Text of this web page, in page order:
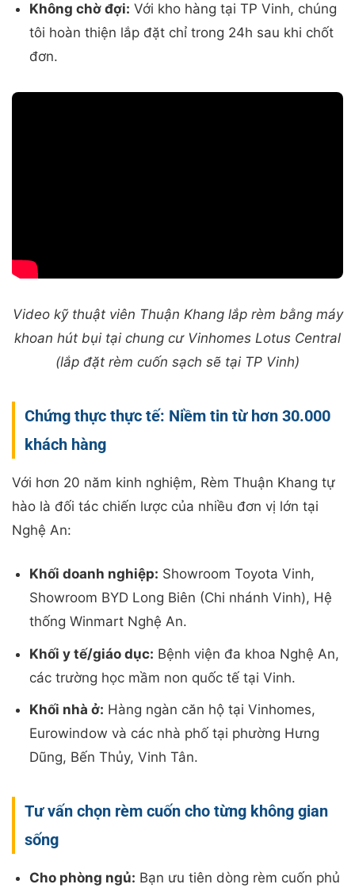
Không chờ đợi: Với kho hàng tại TP Vinh, chúng
tôi hoàn thiện lắp đặt chỉ trong 24h sau khi chốt
đơn.
Video kỹ thuật viên Thuận Khang lắp rèm bằng máy
khoan hút bụi tại chung cư Vinhomes Lotus Central
(lắp đặt rèm cuốn sạch sẽ tại TP Vinh)
Chứng thực thực tế: Niềm tin từ hơn 30.000
khách hàng
Với hơn 20 năm kinh nghiệm, Rèm Thuận Khang tự
hào là đối tác chiến lược của nhiều đơn vị lớn tại
Nghệ An:
Khối doanh nghiệp: Showroom Toyota Vinh,
Showroom BYD Long Biên (Chi nhánh Vinh), Hệ
thống Winmart Nghệ An.
Khối y tế/giáo dục: Bệnh viện đa khoa Nghệ An,
các trường học mầm non quốc tế tại Vinh.
Khối nhà ở: Hàng ngàn căn hộ tại Vinhomes,
Eurowindow và các nhà phố tại phường Hưng
Dũng, Bến Thủy, Vinh Tân.
Tư vấn chọn rèm cuốn cho từng không gian
sống
Cho phòng ngủ: Bạn ưu tiên dòng rèm cuốn phủ